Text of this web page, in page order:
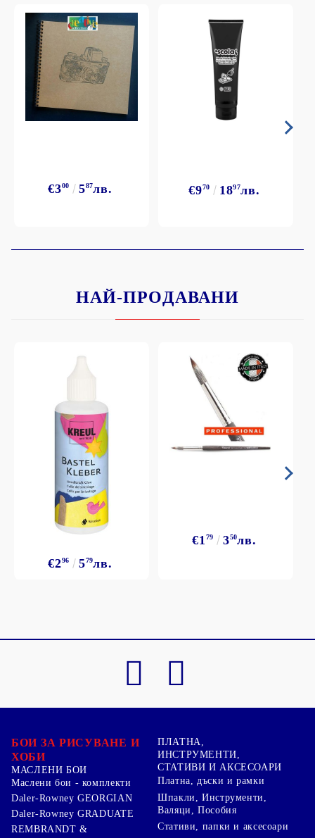
€300 587лв. €970 1897лв.
НАЙ-ПРОДАВАНИ
€296 579лв.
€179 350лв.
БОИ ЗА РИСУВАНЕ И
ХОБИ
МАСЛЕНИ БОИ
Маслени бои - комплекти
Daler-Rowney GEORGIAN
Daler-Rowney GRADUATE
REMBRANDT &
ПЛАТНА,
ИНСТРУМЕНТИ,
СТАТИВИ И АКСЕСОАРИ
Платна, дъски и рамки
Шпакли, Инструменти,
Валяци, Пособия
Стативи, папки и аксесоари